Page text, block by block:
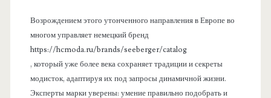
Возрождением этого утонченного направления в Европе во
многом управляет немецкий бренд
https://hcmoda.ru/brands/seeberger/catalog
, который уже более века сохраняет традиции и секреты
модисток, адаптируя их под запросы динамичной жизни.
Эксперты марки уверены: умение правильно подобрать и